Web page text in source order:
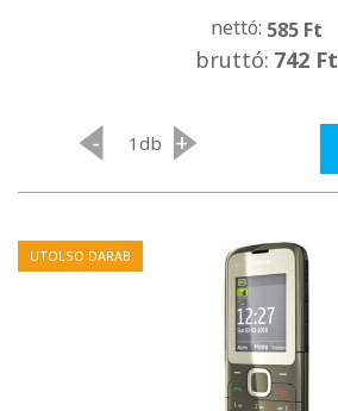
nettó: 585 Ft
bruttó: 742 Ft
- db +
UTOLSO DARAB